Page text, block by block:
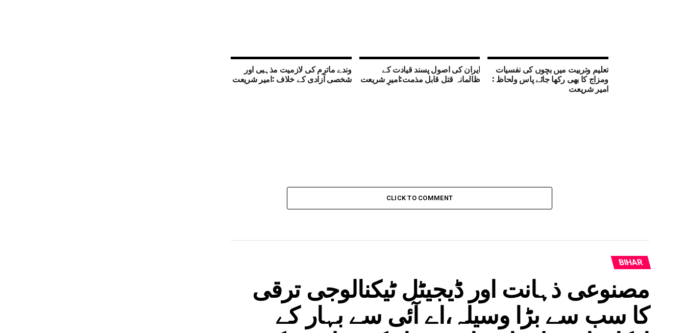
تعلیم وتربیت میں بچوں کی نفسیات
ومزاج کا بھی رکھا جائے پاس ولحاظ :
امیر شریعت
ایران کی اصول پسند قیادت کے
ظالمانہ قتل قابل مذمت:امیرِ شریعت
وندے ماترم کی لازمیت مذہبی اور
شخصی آزادی کے خلاف :امیر شریعت
CLICK TO COMMENT
BIHAR
مصنوعی ذہانت اور ڈیجیٹل ٹیکنالوجی ترقی
کا سب سے بڑا وسیلہ،اے آئی سے بہار کے